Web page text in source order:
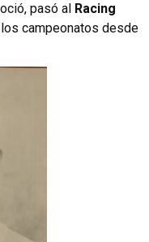
pasó al Racing
campeonatos desde